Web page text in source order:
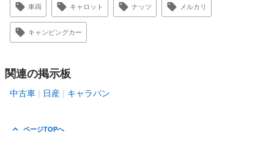
車両 キャロット ナッツ メルカリ
キャンピングカー
関連の掲示板
中古車 日産 キャラバン
ページTOPへ